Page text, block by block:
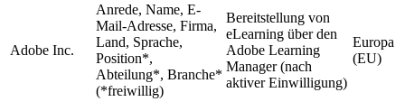
Adobe Inc.
Anrede, Name, E-
Mail-Adresse, Firma,
Land, Sprache,
Position*,
Abteilung*, Branche*
(*freiwillig)
Bereitstellung von
eLearning über den
Adobe Learning
Manager (nach
aktiver Einwilligung)
Europa
(EU)